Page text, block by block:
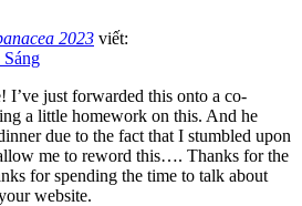
2023 viết:
I’ve just forwarded this onto a co-
a little homework on this. And he
due to the fact that I stumbled upon
me to reword this…. Thanks for the
for spending the time to talk about
website.